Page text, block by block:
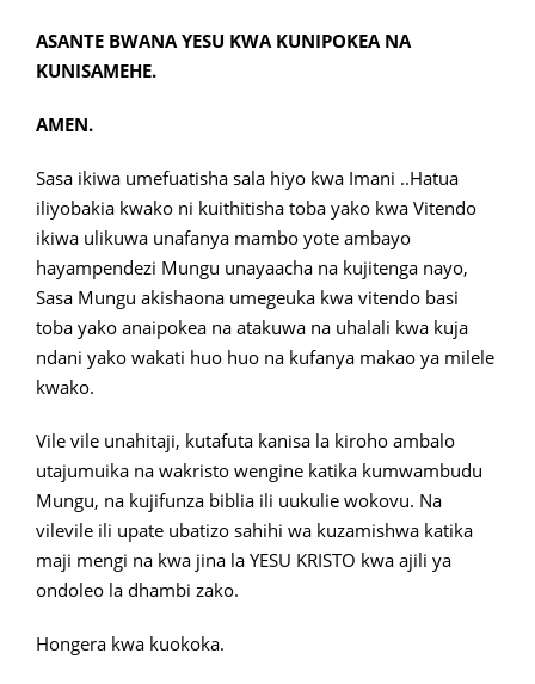
ASANTE BWANA YESU KWA KUNIPOKEA NA
KUNISAMEHE.
AMEN.
Sasa ikiwa umefuatisha sala hiyo kwa Imani ..Hatua
iliyobakia kwako ni kuithitisha toba yako kwa Vitendo
ikiwa ulikuwa unafanya mambo yote ambayo
hayampendezi Mungu unayaacha na kujitenga nayo,
Sasa Mungu akishaona umegeuka kwa vitendo basi
toba yako anaipokea na atakuwa na uhalali kwa kuja
ndani yako wakati huo huo na kufanya makao ya milele
kwako.
Vile vile unahitaji, kutafuta kanisa la kiroho ambalo
utajumuika na wakristo wengine katika kumwambudu
Mungu, na kujifunza biblia ili uukulie wokovu. Na
vilevile ili upate ubatizo sahihi wa kuzamishwa katika
maji mengi na kwa jina la YESU KRISTO kwa ajili ya
ondoleo la dhambi zako.
Hongera kwa kuokoka.